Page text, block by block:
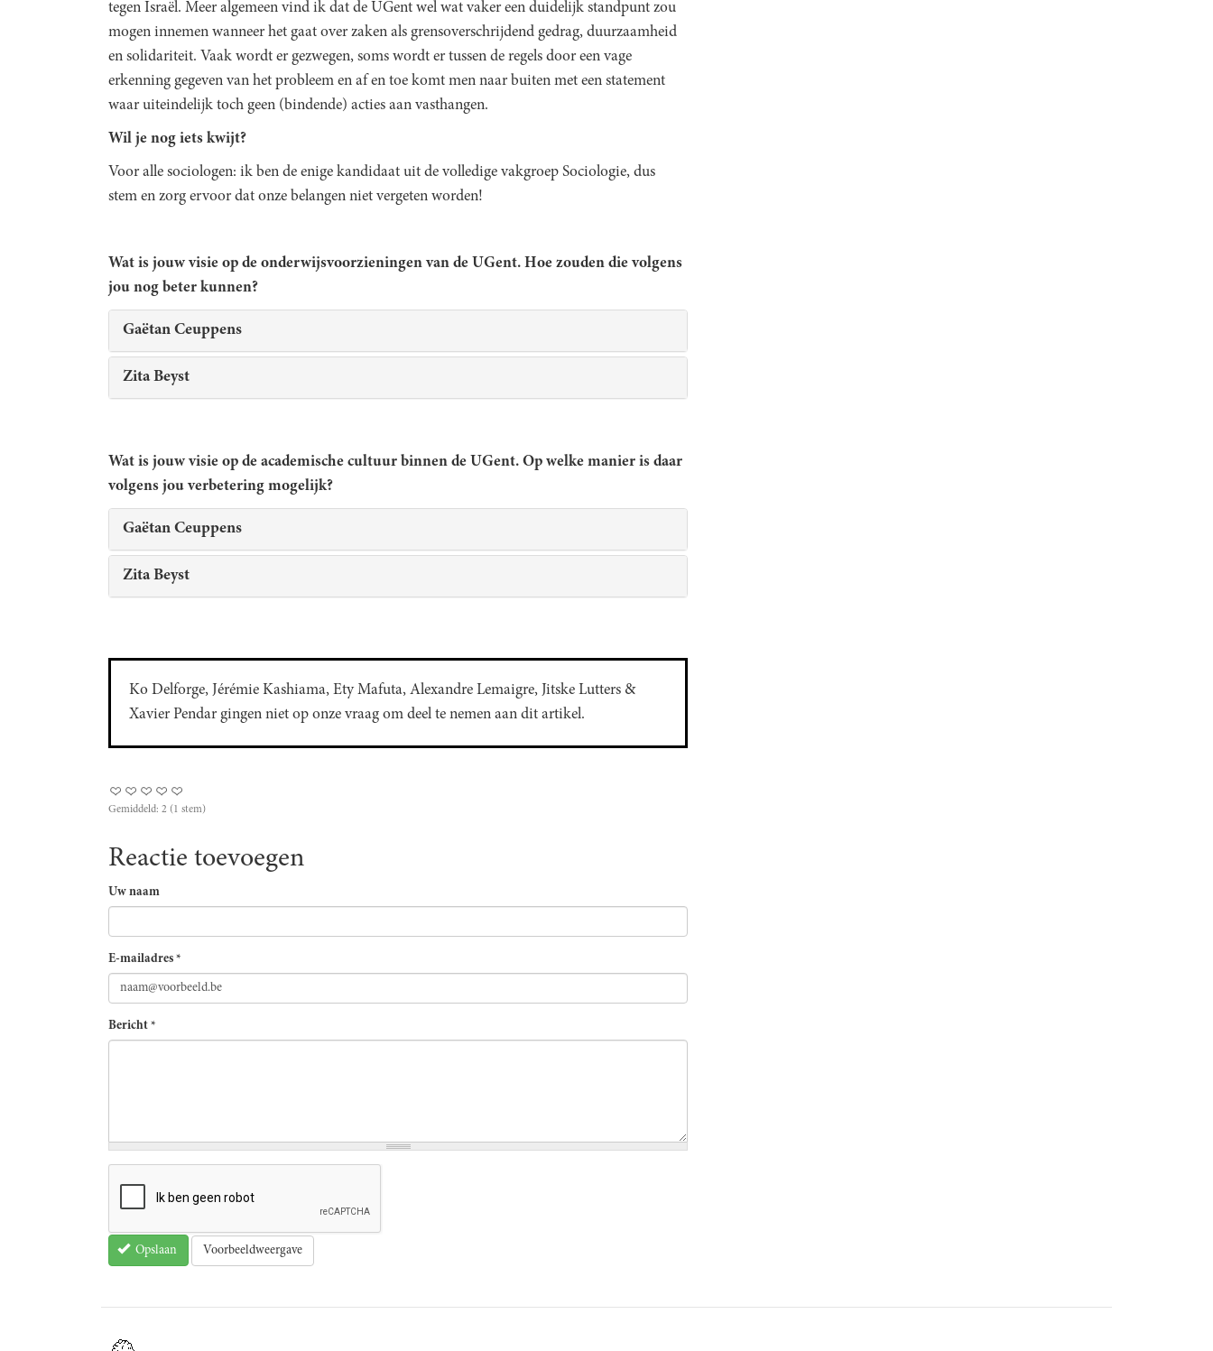
tegen Israël. Meer algemeen vind ik dat de UGent wel wat vaker een duidelijk standpunt zou
mogen innemen wanneer het gaat over zaken als grensoverschrijdend gedrag, duurzaamheid
en solidariteit. Vaak wordt er gezwegen, soms wordt er tussen de regels door een vage
erkenning gegeven van het probleem en af en toe komt men naar buiten met een statement
waar uiteindelijk toch geen (bindende) acties aan vasthangen.
Wil je nog iets kwijt?
Voor alle sociologen: ik ben de enige kandidaat uit de volledige vakgroep Sociologie, dus
stem en zorg ervoor dat onze belangen niet vergeten worden!
Wat is jouw visie op de onderwijsvoorzieningen van de UGent. Hoe zouden die volgens
jou nog beter kunnen?
Gaëtan Ceuppens
Zita Beyst
Wat is jouw visie op de academische cultuur binnen de UGent. Op welke manier is daar
volgens jou verbetering mogelijk?
Gaëtan Ceuppens
Zita Beyst
Ko Delforge, Jérémie Kashiama, Ety Mafuta, Alexandre Lemaigre, Jitske Lutters &
Xavier Pendar gingen niet op onze vraag om deel te nemen aan dit artikel.
Gemiddeld: 2 (1 stem)
Reactie toevoegen
Uw naam
E-mailadres *
Bericht *
Opslaan Voorbeeldweergave